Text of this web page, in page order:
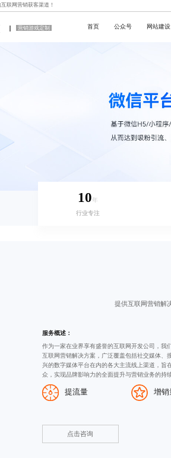
联网营销获客渠道！
营销游戏定制 首页 公众号 网站建设
10年
行业专注
提供互联网营销解
服务概述：
作为一家在业界享有盛誉的互联网开发公司
，我
互联网营销解决方案，广泛覆盖包括社交媒体、
兴的数字媒体平台在内的各大主流线上渠道，旨
众，实现品牌影响力的全面提升与营销业务的持
提流量 增销
点击咨询